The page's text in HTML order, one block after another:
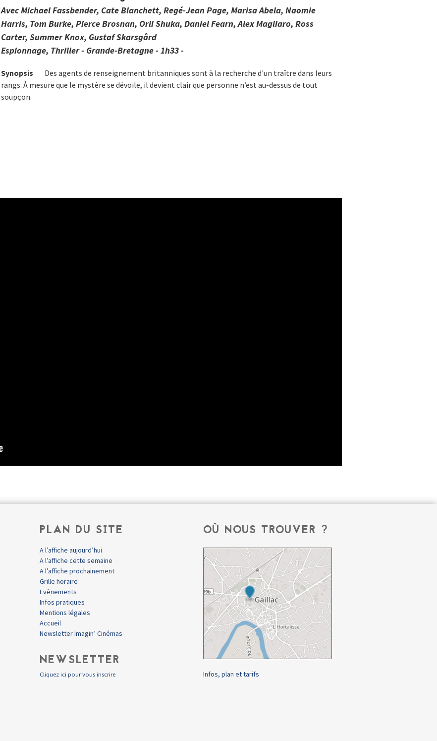
Avec Michael Fassbender, Cate Blanchett, Regé-Jean Page, Marisa Abela, Naomie
Harris, Tom Burke, Pierce Brosnan, Orli Shuka, Daniel Fearn, Alex Magliaro, Ross
Carter, Summer Knox, Gustaf Skarsgård
Espionnage, Thriller - Grande-Bretagne - 1h33 -
Synopsis
Des agents de renseignement britanniques sont à la recherche d'un traître dans leurs
rangs. À mesure que le mystère se dévoile, il devient clair que personne n’est au-dessus de tout
soupçon.
PLAN DU SITE
A l’affiche aujourd’hui
A l’affiche cette semaine
A l’affiche prochainement
Grille horaire
Evènements
Infos pratiques
Mentions légales
Accueil
Newsletter Imagin’ Cinémas
NEWSLETTER
Cliquez ici pour vous inscrire
OÙ NOUS TROUVER ?
Infos, plan et tarifs